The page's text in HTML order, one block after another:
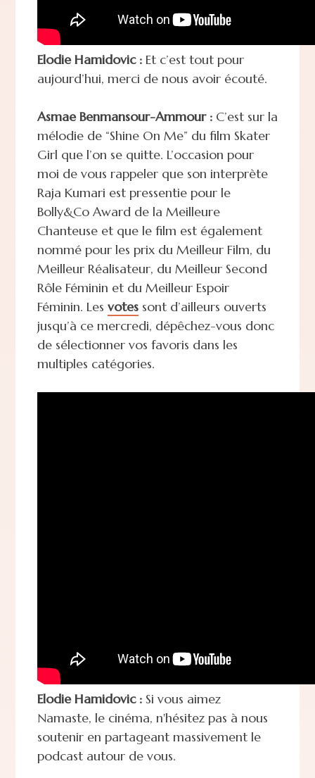
Elodie Hamidovic :Et c’est tout pour
aujourd’hui, merci de nous avoir écouté.
Asmae Benmansour-Ammour :C’est sur la
mélodie de “Shine On Me” du film Skater
Girl que l’on se quitte. L’occasion pour
moi de vous rappeler que son interprète
Raja Kumari est pressentie pour le
Bolly&Co Award de la Meilleure
Chanteuse et que le film est également
nommé pour les prix du Meilleur Film, du
Meilleur Réalisateur, du Meilleur Second
Rôle Féminin et du Meilleur Espoir
Féminin. Les votessont d’ailleurs ouverts
jusqu’à ce mercredi, dépêchez-vous donc
de sélectionner vos favoris dans les
multiples catégories.
Elodie Hamidovic :Si vous aimez
Namaste, le cinéma, n'hésitez pas à nous
soutenir en partageant massivement le
podcast autour de vous.